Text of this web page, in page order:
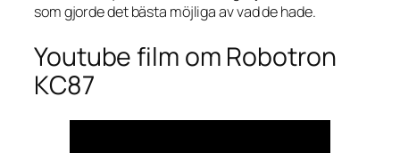
som gjorde det bästa möjliga av vad de hade.
Youtube film om Robotron
KC87